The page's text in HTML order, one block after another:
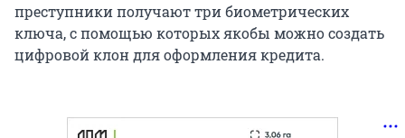
преступники получают три биометрических
ключа, с помощью которых якобы можно создать
цифровой клон для оформления кредита.